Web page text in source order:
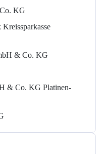
KG
& Co. KG
& Co. KG Platinen-